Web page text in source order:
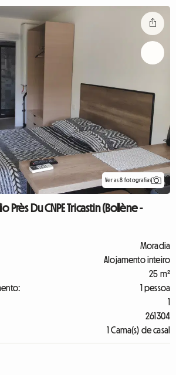
Ver as 8 fotografias
Près Du CNPE Tricastin (Bollène -
Moradia
Alojamento inteiro
25 m²
1 pessoa
1
261304
1 Cama(s) de casal